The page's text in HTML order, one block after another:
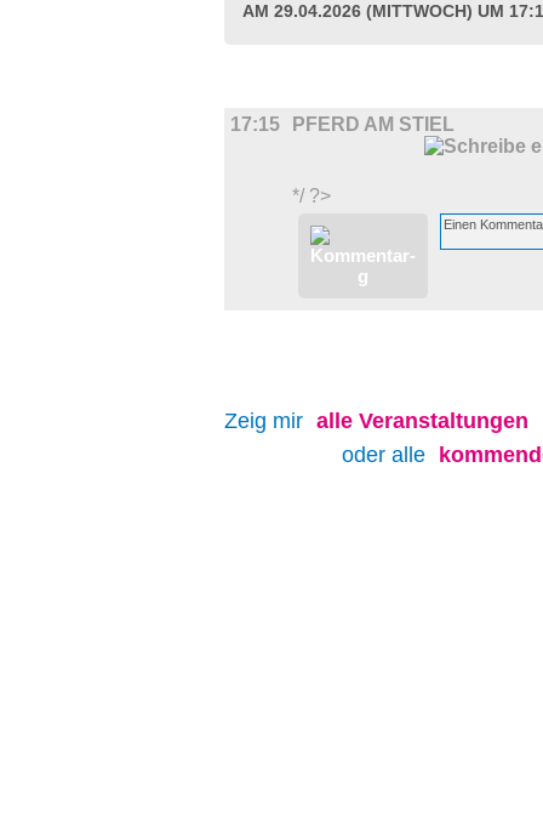
AM 29.04.2026 (MITTWOCH) UM
17:15 PFERD AM STIEL
*/ ?>
Zeig mir alle Veranstaltungen
oder alle